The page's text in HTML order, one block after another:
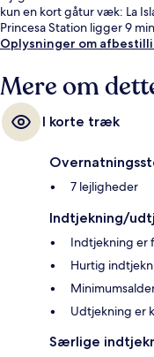
kun en kort gåtur væk: La
Princesa Station ligger 9
Oplysninger om
Mere om
I korte træk
7 lejligheder
Indtjekning/
Indtjekning er
Hurtig
Udtjekning er
Særlige